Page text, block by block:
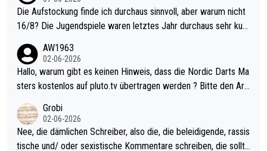
Die Aufstockung finde ich durchaus sinnvoll, aber warum nicht
16/8? Die Jugendspiele waren letztes Jahr durchaus sehr kurz
Allerdings ist Mitchell Lawrie als Nummer 1 der Welt eh qualifi
ziert. Somit ändert die automatische Qualifikation des Weltmei
sters erstmal nichts. Ich denke sie wollen damit für nächstes J
ohl wenig WDF Turniere spielen. Dies war bei Archie Self letzt
es Jahr der Fall. Er musste als amtierender Weltmeister durch
den Qualifier und ich glaube kaum, dass Mitchel sich das (in Ve
AW1963
02-06-2026
Hallo, warum gibt es keinen Hinweis, dass die Nordic Darts Ma
sters kostenlos auf pluto.tv übertragen werden ? Bitte den Arti
Grobi
02-06-2026
Nee, die dämlichen Schreiber, also die, die beleidigende, rassis
tische und/ oder sexistische Kommentare schreiben, die sollte